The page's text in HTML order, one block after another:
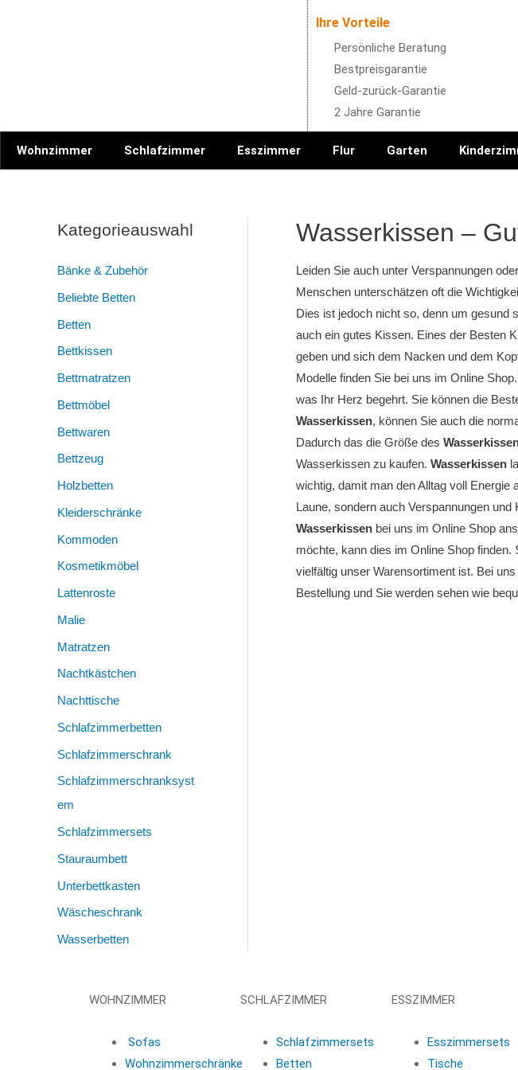
Ihre Vorteile
Persönliche Beratung
Bestpreisgarantie
Geld-zurück-Garantie
2 Jahre Garantie
Wohnzimmer Schlafzimmer Esszimmer Flur Garten
Kategorieauswahl
Bänke & Zubehör
Beliebte Betten
Betten
Bettkissen
Bettmatratzen
Bettmöbel
Bettwaren
Bettzeug
Holzbetten
Kleiderschränke
Kommoden
Kosmetikmöbel
Lattenroste
Malie
Matratzen
Nachtkästchen
Nachttische
Schlafzimmerbetten
Schlafzimmerschrank
Schlafzimmerschranksyst
Em
Schlafzimmersets
Stauraumbett
Unterbettkasten
Wäscheschrank
Wasserbetten
Wasserkissen –
Leiden Sie auch unter Verspannungen
Menschen unterschätzen oft die
Dies ist jedoch nicht so, denn um gesund
auch ein gutes Kissen. Eines der Besten
geben und sich dem Nacken und dem
Modelle finden Sie bei uns im Online
was Ihr Herz begehrt. Sie können die
Wasserkissen, können Sie auch die
Dadurch das die Größe des
Wasserkissen zu kaufen. Wasserkissen
wichtig, damit man den Alltag voll
Laune, sondern auch Verspannungen
Wasserkissen bei uns im Online Shop
möchte, kann dies im Online Shop
vielfältig unser Warensortiment ist. Bei
Bestellung und Sie werden sehen wie
WOHNZIMMER
Sofas
Wohnzimmerschränke
SCHLAFZIMMER
Schlafzimmersets
Betten
ESSZIMMER
Esszimmersets
Tische